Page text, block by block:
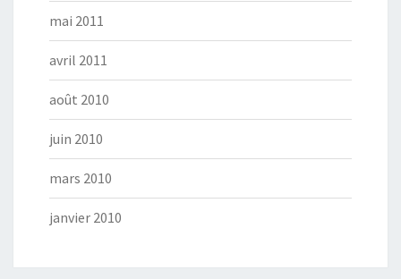
mai 2011
avril 2011
août 2010
juin 2010
mars 2010
janvier 2010